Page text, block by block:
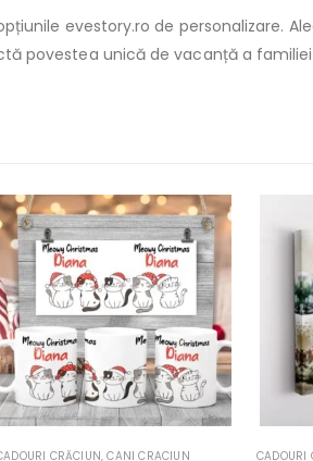
evestory.ro de personalizare.
povestea unică de vacanță a
CRĂCIUN,CADOURI NAŞI, CADOURI